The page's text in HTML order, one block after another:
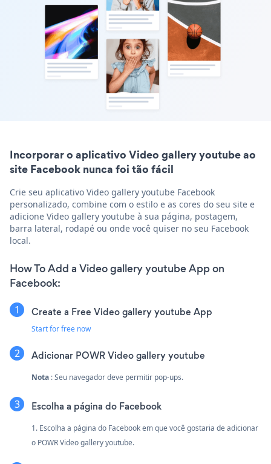
Incorporar o aplicativo Video gallery youtube ao
site Facebook nunca foi tão fácil
Crie seu aplicativo Video gallery youtube Facebook
personalizado, combine com o estilo e as cores do seu site e
adicione Video gallery youtube à sua página, postagem,
barra lateral, rodapé ou onde você quiser no seu Facebook
local.
How To Add a Video gallery youtube App on
Facebook:
Create a Free Video gallery youtube App
Start for free now
Adicionar POWR Video gallery youtube
Nota : Seu navegador deve permitir pop-ups.
Escolha a página do Facebook
1. Escolha a página do Facebook em que você gostaria de adicionar
o POWR Video gallery youtube.